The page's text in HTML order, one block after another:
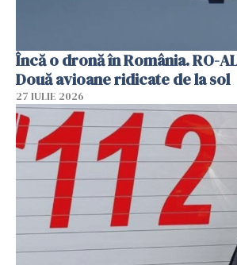
Încă o dronă în România. RO-
Două avioane ridicate de la sol
27 IULIE 2026